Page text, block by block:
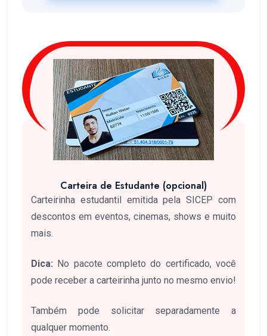
Carteira de Estudante (opcional)
Carteirinha estudantil emitida pela SICEP com
descontos em eventos, cinemas, shows e muito
mais.
Dica: No pacote completo do certificado, você
pode receber a carteirinha junto no mesmo envio!
Também pode solicitar separadamente a
qualquer momento.